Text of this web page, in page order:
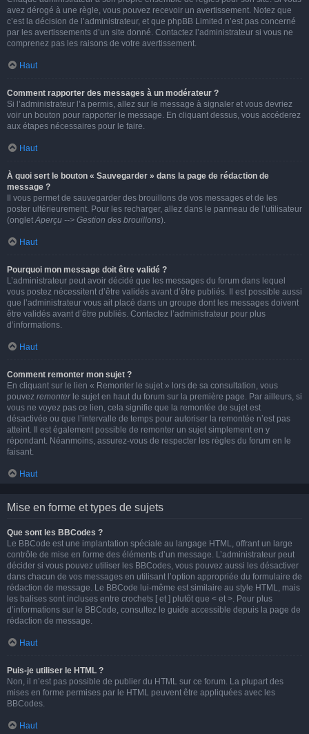
avez dérogé à une règle, vous pouvez recevoir un avertissement. Notez que
c’est la décision de l’administrateur, et que phpBB Limited n’est pas concerné
par les avertissements d’un site donné. Contactez l’administrateur si vous ne
comprenez pas les raisons de votre avertissement.
Haut
Comment rapporter des messages à un modérateur ?
Si l’administrateur l’a permis, allez sur le message à signaler et vous devriez
voir un bouton pour rapporter le message. En cliquant dessus, vous accéderez
aux étapes nécessaires pour le faire.
Haut
À quoi sert le bouton « Sauvegarder » dans la page de rédaction de
message ?
Il vous permet de sauvegarder des brouillons de vos messages et de les
poster ultérieurement. Pour les recharger, allez dans le panneau de l’utilisateur
(ongletAperçu --> Gestion des brouillons).
Haut
Pourquoi mon message doit être validé ?
L’administrateur peut avoir décidé que les messages du forum dans lequel
vous postez nécessitent d’être validés avant d’être publiés. Il est possible aussi
que l’administrateur vous ait placé dans un groupe dont les messages doivent
être validés avant d’être publiés. Contactez l’administrateur pour plus
d’informations.
Haut
Comment remonter mon sujet ?
En cliquant sur le lien « Remonter le sujet » lors de sa consultation, vous
pouvez remonterle sujet en haut du forum sur la première page. Par ailleurs, si
vous ne voyez pas ce lien, cela signifie que la remontée de sujet est
désactivée ou que l’intervalle de temps pour autoriser la remontée n’est pas
atteint. Il est également possible de remonter un sujet simplement en y
répondant. Néanmoins, assurez-vous de respecter les règles du forum en le
faisant.
Haut
Mise en forme et types de sujets
Que sont les BBCodes ?
Le BBCode est une implantation spéciale au langage HTML, offrant un large
contrôle de mise en forme des éléments d’un message. L’administrateur peut
décider si vous pouvez utiliser les BBCodes, vous pouvez aussi les désactiver
dans chacun de vos messages en utilisant l’option appropriée du formulaire de
rédaction de message. Le BBCode lui-même est similaire au style HTML, mais
les balises sont incluses entre crochets [ et ] plutôt que < et >. Pour plus
d’informations sur le BBCode, consultez le guide accessible depuis la page de
rédaction de message.
Haut
Puis-je utiliser le HTML ?
Non, il n’est pas possible de publier du HTML sur ce forum. La plupart des
mises en forme permises par le HTML peuvent être appliquées avec les
BBCodes.
Haut